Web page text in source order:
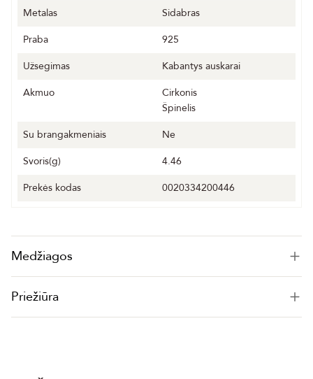
Metalas
Sidabras
Praba
925
Užsegimas
Kabantys auskarai
Akmuo
Cirkonis
Špinelis
Su brangakmeniais
Ne
Svoris(g)
4.46
Prekės kodas
0020334200446
Medžiagos
Priežiūra